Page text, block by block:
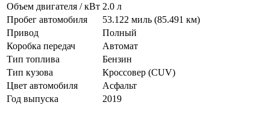
Объем двигателя / кВт 2.0 л
Пробег автомобиля
53.122 миль (85.491 км)
Привод
Полный
Коробка передач
Автомат
Тип топлива
Бензин
Тип кузова
Кроссовер (CUV)
Цвет автомобиля
Асфальт
Год выпуска
2019